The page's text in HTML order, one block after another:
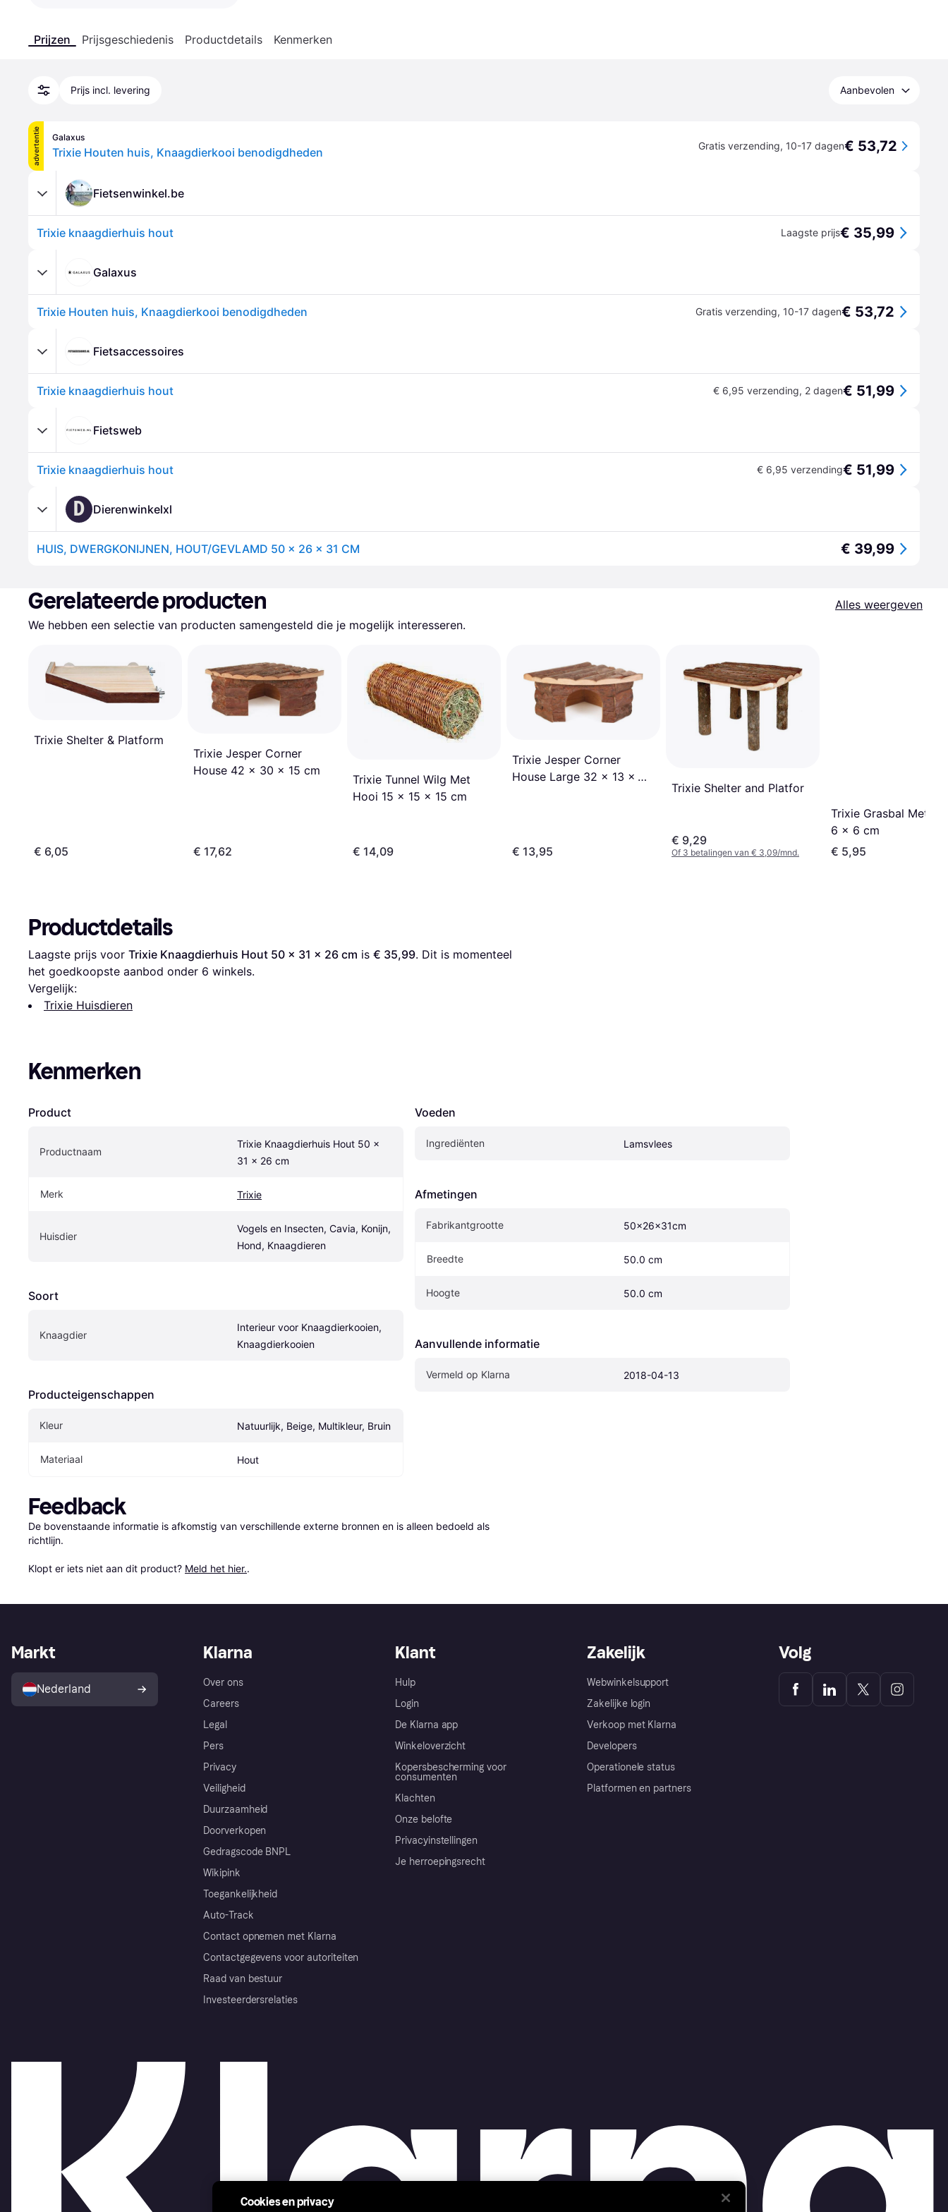
Prijzen Prijsgeschiedenis Productdetails Kenmerken
Prijs incl. levering Aanbevolen
advertentie Galaxus
Trixie Houten huis, Knaagdierkooi benodigdheden Gratis verzending, 10-17 dagen€ 53,72
Fietsenwinkel.be
Trixie knaagdierhuis hout Laagste prijs€ 35,99
Galaxus
Trixie Houten huis, Knaagdierkooi benodigdheden Gratis verzending, 10-17 dagen€ 53,72
Fietsaccessoires
Trixie knaagdierhuis hout € 6,95 verzending, 2 dagen€ 51,99
Fietsweb
Trixie knaagdierhuis hout € 6,95 verzending€ 51,99
D Dierenwinkelxl
HUIS, DWERGKONIJNEN, HOUT/GEVLAMD 50 × 26 × 31 CM € 39,99
Gerelateerde producten
Alles weergeven
We hebben een selectie van producten samengesteld die je mogelijk interesseren.
Trixie Shelter & Platform
€ 6,05
Trixie Jesper Corner
House 42 x 30 x 15 cm
€ 17,62
Trixie Tunnel Wilg Met
Hooi 15 x 15 x 15 cm
€ 14,09
Trixie Jesper Corner
House Large 32 x 13 x 21
€ 13,95
Trixie Shelter and Platfor
€ 9,29
Of 3 betalingen van € 3,09/mnd.
Trixie Grasbal Met
6 x 6 cm
€ 5,95
Productdetails
Laagste prijs voor Trixie Knaagdierhuis Hout 50 x 31 x 26 cm is € 35,99. Dit is momenteel
het goedkoopste aanbod onder 6 winkels.
Vergelijk:
Trixie Huisdieren
Kenmerken
Product
Productnaam
Trixie Knaagdierhuis Hout 50 x
31 x 26 cm
Merk Trixie
Huisdier
Vogels en Insecten, Cavia, Konijn,
Hond, Knaagdieren
Soort
Knaagdier
Interieur voor Knaagdierkooien,
Knaagdierkooien
Producteigenschappen
Kleur Natuurlijk, Beige, Multikleur, Bruin
Materiaal Hout
Voeden
Ingrediënten Lamsvlees
Afmetingen
Fabrikantgrootte 50x26x31cm
Breedte 50.0 cm
Hoogte 50.0 cm
Aanvullende informatie
Vermeld op Klarna 2018-04-13
Feedback
De bovenstaande informatie is afkomstig van verschillende externe bronnen en is alleen bedoeld als
richtlijn.
Klopt er iets niet aan dit product? Meld het hier..
Klarna
Over ons
Careers
Legal
Pers
Privacy
Veiligheid
Duurzaamheid
Doorverkopen
Gedragscode BNPL
Wikipink
Toegankelijkheid
Auto-Track
Contact opnemen met Klarna
Contactgegevens voor autoriteiten
Raad van bestuur
Investeerdersrelaties
Klant
Hulp
Login
De Klarna app
Winkeloverzicht
Kopersbescherming voor
consumenten
Klachten
Onze belofte
Privacyinstellingen
Je herroepingsrecht
Zakelijk
Webwinkelsupport
Zakelijke login
Verkoop met Klarna
Developers
Operationele status
Platformen en partners
Markt
Nederland
Volg
Cookies en privacy